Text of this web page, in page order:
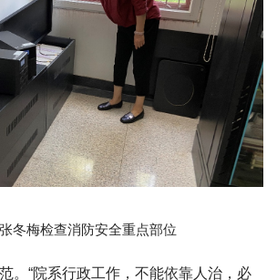
张冬梅检查消防安全重点部位
。“院系行政工作，不能依靠人治，必